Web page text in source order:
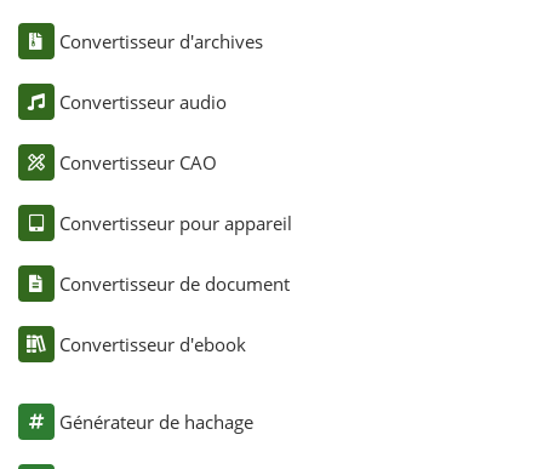
Convertisseur d'archives
Convertisseur audio
Convertisseur CAO
Convertisseur pour appareil
Convertisseur de document
Convertisseur d'ebook
Générateur de hachage